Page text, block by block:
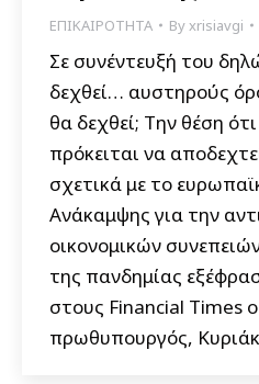
ΕΠΙΚΑΙΡΟΤΗΤΑ Byxrisiavgi
Σε συνέντευξή του
δεχθεί… αυστηρούς
θα δεχθεί; Την θέση
πρόκειται να
σχετικά με το
Ανάκαμψης για την
οικονομικών
της πανδημίας
στους Financial Times o
πρωθυπουργός,